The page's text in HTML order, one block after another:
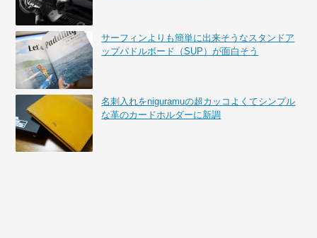
サーフィンよりも簡単に出来そうなスタンドア
ップパドルボード（SUP）が面白そう
名刺入れをniguramuの超カッコよくてシンプル
な革のカードホルダーに新調